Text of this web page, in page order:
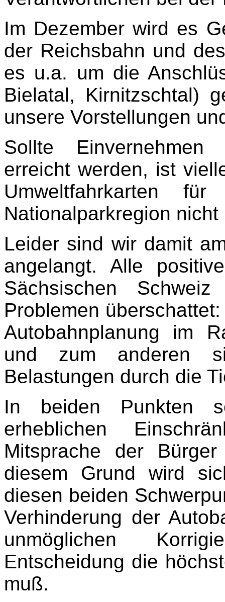
Im Dezember wird es
der Reichsbahn und
es u.a. um die
Bielatal, Kirnitzschtal)
unsere Vorstellungen
Sollte
erreicht werden, ist
Umweltfahrkarten
Nationalparkregion nicht
Leider sind wir damit
angelangt. Alle
Sächsischen
Problemen
Autobahnplanung im
und zum anderen
Belastungen durch die
In beiden Punkten
erheblichen
Mitsprache der
diesem Grund wird
diesen beiden
Verhinderung der
unmöglichen
Entscheidung die
muß.